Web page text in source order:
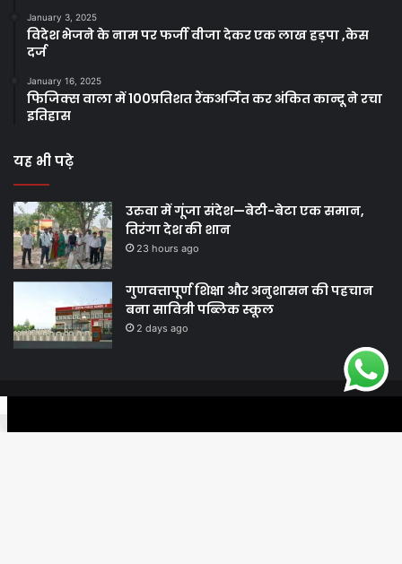
January 3, 2025
विदेश भेजने के नाम पर फर्जी वीजा देकर एक लाख हड़पा ,केस
दर्ज
January 16, 2025
फिजिक्स वाला में 100प्रतिशत रैंकअर्जित कर अंकित कान्दू ने रचा
इतिहास
यह भी पढ़े
उरुवा में गूंजा संदेश—बेटी-बेटा एक समान,
तिरंगा देश की शान
23 hours ago
गुणवत्तापूर्ण शिक्षा और अनुशासन की पहचान
बना सावित्री पब्लिक स्कूल
2 days ago
Facebook Twitter WhatsApp Telegram Viber